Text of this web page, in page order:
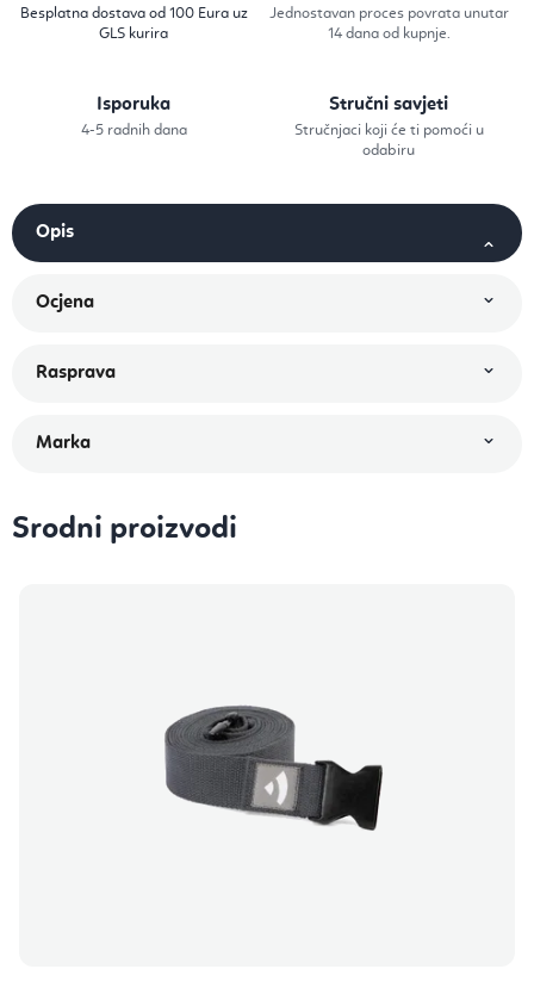
Besplatna dostava od 100 Eura uz
GLS kurira
Jednostavan proces povrata unutar
14 dana od kupnje.
Isporuka
4-5 radnih dana
Stručni savjeti
Stručnjaci koji će ti pomoći u
odabiru
Srodni proizvodi